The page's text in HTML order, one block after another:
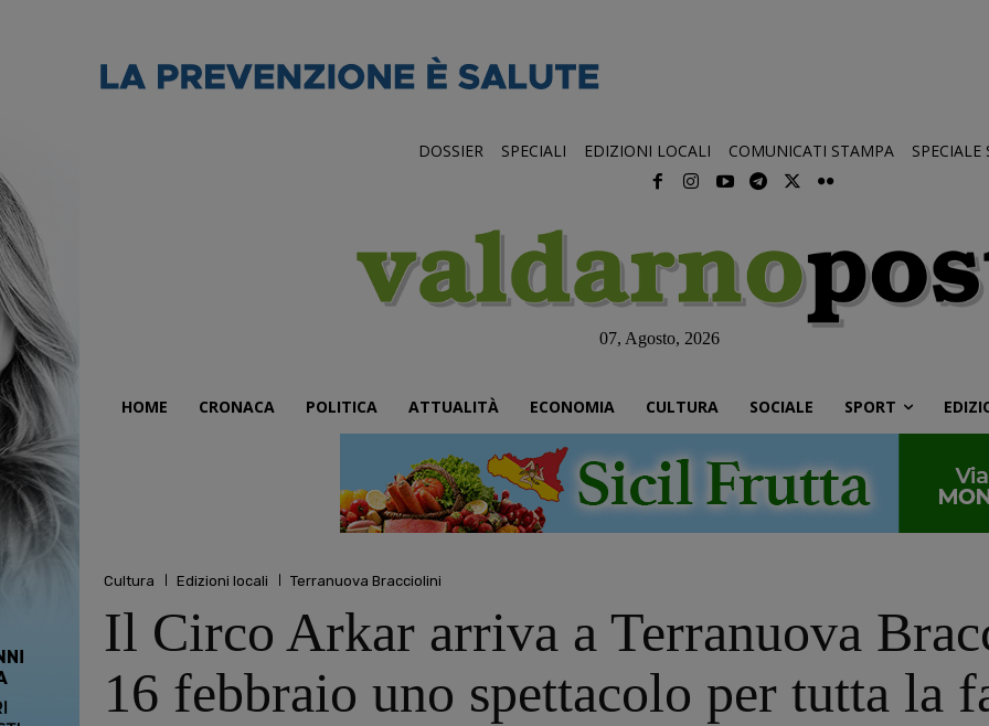
DOSSIER SPECIALI EDIZIONI LOCALI COMUNICATI STAMPA SPECIALE
07, Agosto, 2026
HOME CRONACA POLITICA ATTUALITÀ ECONOMIA CULTURA SOCIALE SPORT
Cultura Edizioni locali Terranuova Bracciolini
Il Circo Arkar arriva a Terranuova
16 febbraio uno spettacolo per tutta la